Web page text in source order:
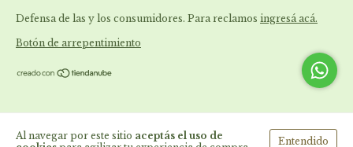
Al navegar por este sitio aceptás el uso de
Entendido
Defensa de las y los consumidores. Para reclamos ingresá acá.
Botón de arrepentimiento